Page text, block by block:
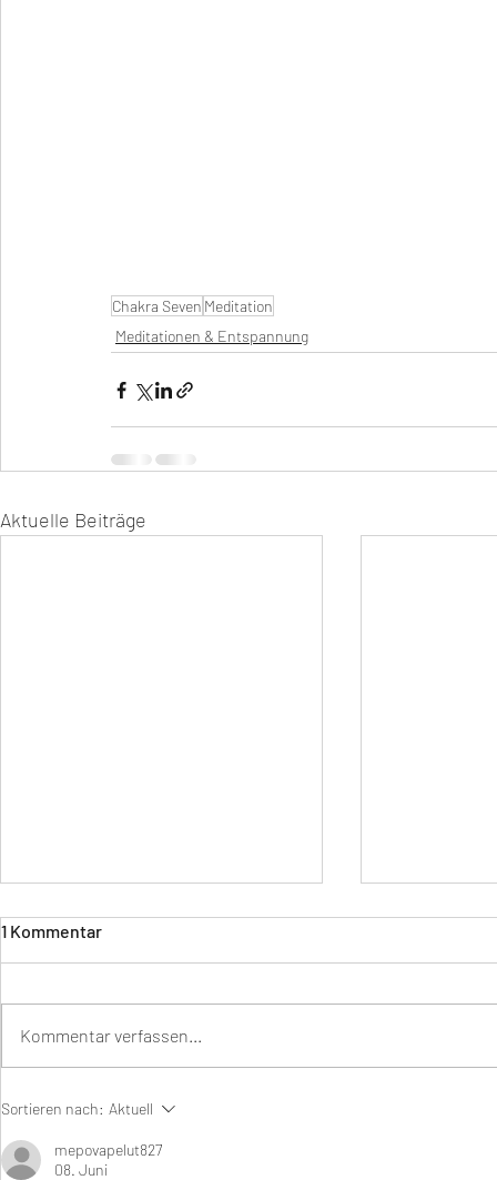
Chakra Seven Meditation
Meditationen & Entspannung
Aktuelle Beiträge
YOGA NIDRA – tiefe
präsentes Leben
1 Kommentar
Kommentar verfassen...
Sortieren nach: Aktuell
mepovapelut827
08. Juni